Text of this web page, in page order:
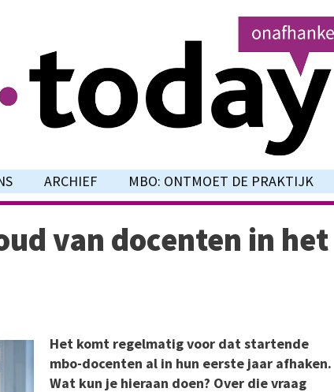
ARCHIEF MBO: ONTMOET DE PRAKTIJK
van docenten in het
Het komt regelmatig voor dat startende
mbo-docenten al in hun eerste jaar afhaken.
Wat kun je hieraan doen? Over die vraag